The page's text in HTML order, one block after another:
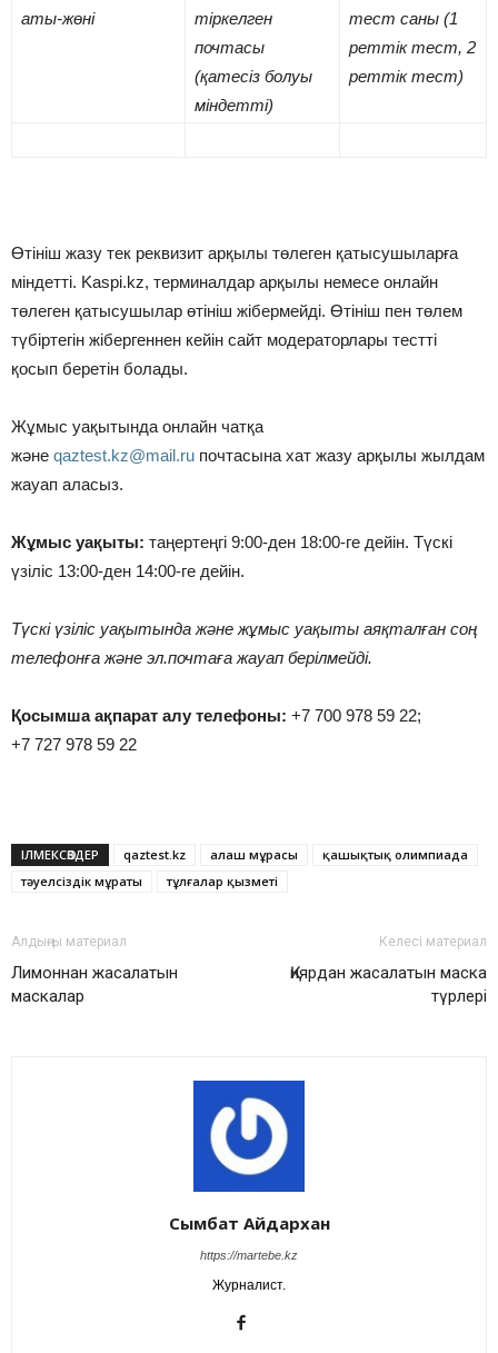
аты-жөні
тіркелген
почтасы
(қатесіз болуы
міндетті)
тест саны (1
реттік тест, 2
реттік тест)
Өтініш жазу тек реквизит арқылы төлеген қатысушыларға
міндетті. Kaspi.kz, терминалдар арқылы немесе онлайн
төлеген қатысушылар өтініш жібермейді. Өтініш пен төлем
түбіртегін жібергеннен кейін сайт модераторлары тестті
қосып беретін болады.
Жұмыс уақытында онлайн чатқа
және qaztest.kz@mail.ru почтасына хат жазу арқылы жылдам
жауап аласыз.
Жұмыс уақыты: таңертеңгі 9:00-ден 18:00-ге дейін. Түскі
үзіліс 13:00-ден 14:00-ге дейін.
Түскі үзіліс уақытында және жұмыс уақыты аяқталған соң
телефонға және эл.почтаға жауап берілмейді.
Қосымшаақпарат алу телефоны: +7 700 978 59 22;
+7 727 978 59 22
ІЛМЕКСӨЗДЕР qaztest.kz алаш мұрасы
қашықтық олимпиада
тәуелсіздік мұраты
тұлғалар қызметі
Алдыңғы материал
Лимоннан жасалатын
маскалар
Келесі материал
Қиярдан жасалатын маска
түрлері
Сымбат Айдархан
https://martebe.kz
Журналист.